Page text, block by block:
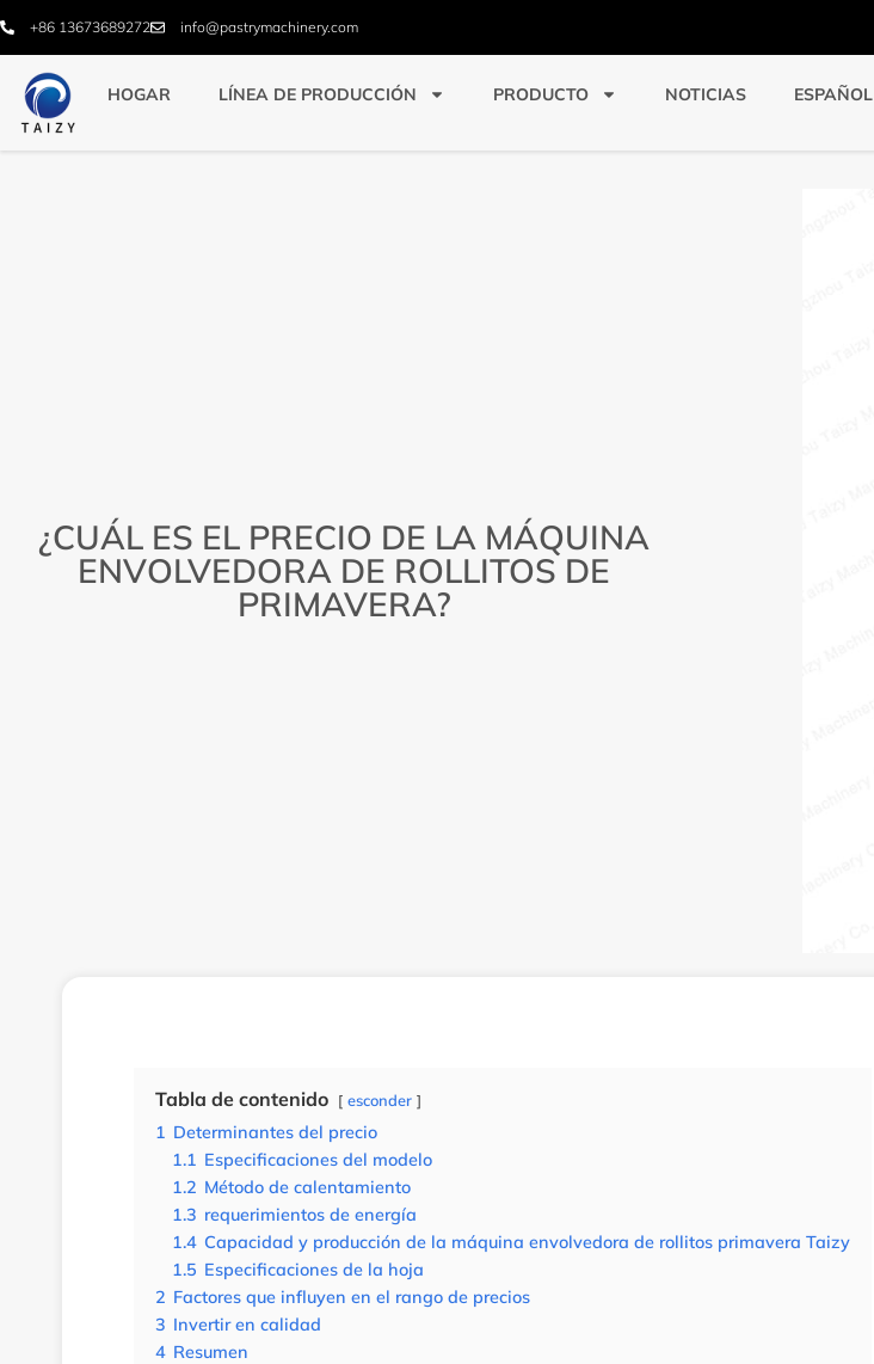
+86 13673689272 info@pastrymachinery.com
HOGAR LÍNEA DE PRODUCCIÓN PRODUCTO NOTICIAS ESPAÑOL
¿CUÁL ES EL PRECIO DE LA MÁQUINA
ENVOLVEDORA DE ROLLITOS DE
PRIMAVERA?
Tabla de contenido esconder
1 Determinantes del precio
1.1 Especificaciones del modelo
1.2 Método de calentamiento
1.3 requerimientos de energía
1.4 Capacidad y producción de la máquina envolvedora de rollitos primavera Taizy
1.5 Especificaciones de la hoja
2 Factores que influyen en el rango de precios
3 Invertir en calidad
4 Resumen